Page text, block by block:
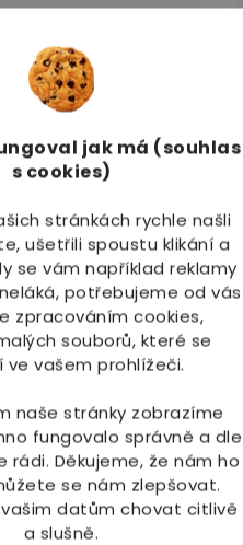
jak má (souhlas
s cookies)
stránkách rychle našli
ušetřili spoustu klikání a
se vám například reklamy
potřebujeme od vás
zpracováním cookies,
souborů, které se
ve vašem prohlížeči.
naše stránky zobrazíme
fungovalo správně a dle
rádi. Děkujeme, že nám ho
se nám zlepšovat.
datům chovat citlivě
a slušně.
O
v
l
á
d
a
c
í
r
v
k
y
v
ý
p